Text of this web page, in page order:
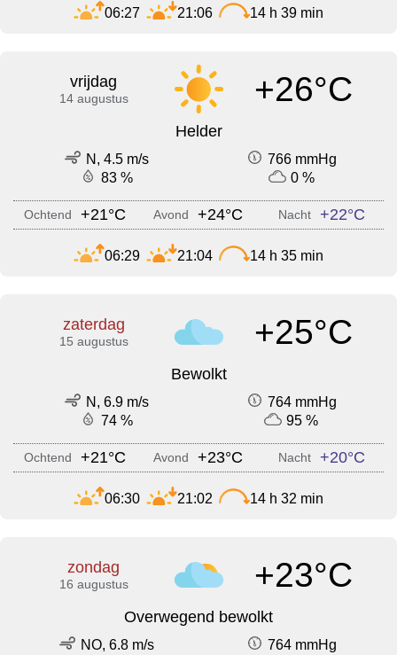
06:27 21:06 14 h 39 min
vrijdag
14 augustus +26°C
Helder
N, 4.5 m/s
766 mmHg
83 %
0 %
Ochtend +21°C Avond +24°C Nacht +22°C
06:29 21:04 14 h 35 min
zaterdag
15 augustus +25°C
Bewolkt
N, 6.9 m/s
764 mmHg
74 %
95 %
Ochtend +21°C Avond +23°C Nacht +20°C
06:30 21:02 14 h 32 min
zondag
16 augustus +23°C
Overwegend bewolkt
NO, 6.8 m/s
764 mmHg